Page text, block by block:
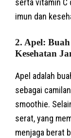
imun dan
2. Apel:
Kesehatan
Apel adalah
sebagai
smoothie.
serat, yang
menjaga berat